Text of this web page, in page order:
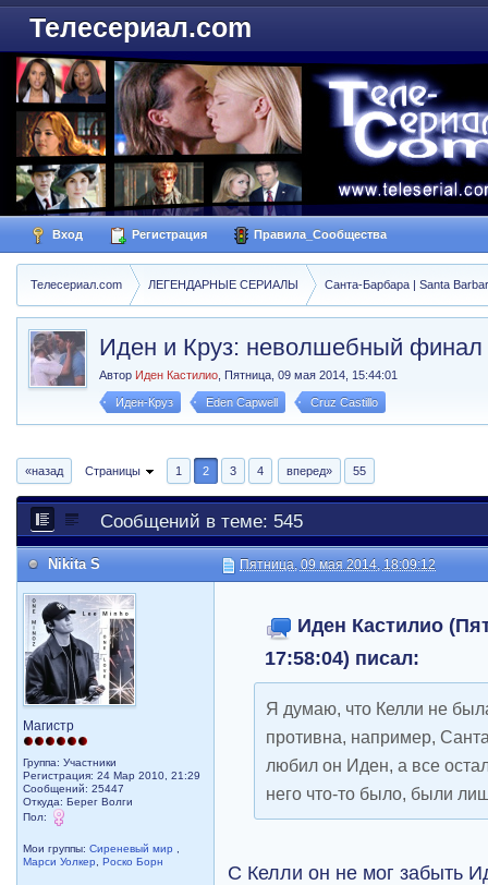
Телесериал.com
Вход Регистрация Правила_Сообщества
Телесериал.com ЛЕГЕНДАРНЫЕ СЕРИАЛЫ Санта-Барбара | Santa
Иден и Круз: неволшебный
Автор Иден Кастилио ,Пятница, 09 мая 2014, 15:44:01
Иден-Круз Eden Capwell Cruz Castillo
«назад Страницы 1 2 3 4 вперед» 55
Сообщений в теме: 545
Nikita S Пятница, 09 мая 2014, 18:09:12
Магистр
Группа: Участники
Регистрация: 24 Мар 2010, 21:29
Сообщений: 25447
Откуда: Берег Волги
Пол:
Мои группы:Сиреневый мир
Марси Уолкер
,Роско Борн
Иден Кастилио
17:58:04) писал:
Я думаю, что Келли не
противна, например,
любил он Иден, а все
него что-то было, были
С Келли он не мог забыть